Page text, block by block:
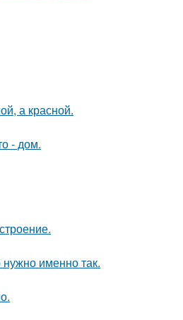
а красной.
- дом.
именно так.